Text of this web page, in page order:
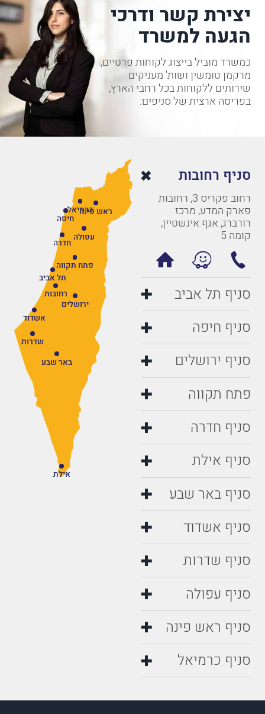
יצירת קשר ודרכי
הגעה למשרד
כמשרד מוביל בייצוג לקוחות פרטיים,
מרקמן טומשין ושות' מעניקים
שירותים ללקוחות בכל רחבי הארץ,
בפריסה ארצית של סניפים:
סניף רחובות
רחוב פקריס 3, רחובות
פארק המדע, מרכז
רורברג, אגף אינשטיין,
קומה 5
סניף תל אביב
סניף חיפה
סניף ירושלים
פתח תקווה
סניף חדרה
סניף אילת
סניף באר שבע
סניף אשדוד
סניף שדרות
סניף עפולה
סניף ראש פינה
סניף כרמיאל
רחובות
תל אביב
חיפה
ירושלים
פתח תקווה
חדרה
אילת
באר שבע
אשדוד
שדרות
עפולה
ראש פינהכרמיאל